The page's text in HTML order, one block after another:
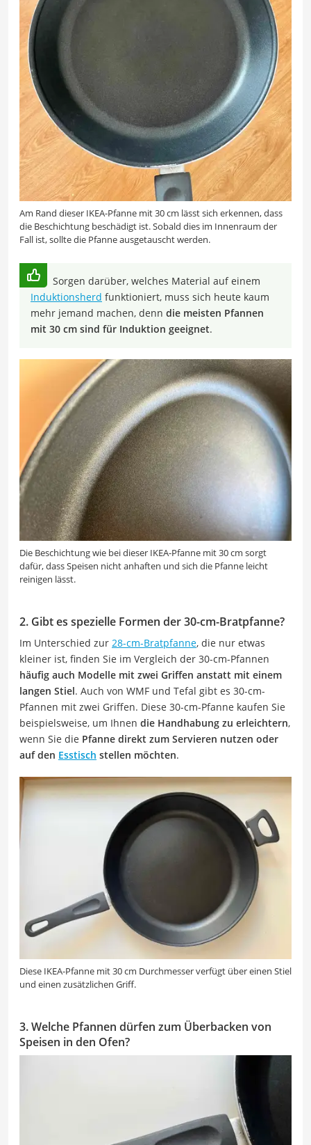
Am Rand dieser IKEA-Pfanne mit 30 cm lässt sich erkennen, dass
die Beschichtung beschädigt ist. Sobald dies im Innenraum der
Fall ist, sollte die Pfanne ausgetauscht werden.
Sorgen darüber, welches Material auf einem
Induktionsherd funktioniert, muss sich heute kaum
mehr jemand machen, denn die meisten Pfannen
mit 30 cm sind für Induktion geeignet.
Die Beschichtung wie bei dieser IKEA-Pfanne mit 30 cm sorgt
dafür, dass Speisen nicht anhaften und sich die Pfanne leicht
reinigen lässt.
2. Gibt es spezielle Formen der 30-cm-Bratpfanne?
Im Unterschied zur 28-cm-Bratpfanne, die nur etwas
kleiner ist, finden Sie im Vergleich der 30-cm-Pfannen
häufig auch Modelle mit zwei Griffen anstatt mit einem
langen Stiel. Auch von WMF und Tefal gibt es 30-cm-
Pfannen mit zwei Griffen. Diese 30-cm-Pfanne kaufen Sie
beispielsweise, um Ihnen die Handhabung zu erleichtern,
wenn Sie die Pfanne direkt zum Servieren nutzen oder
auf den Esstisch stellen möchten.
Diese IKEA-Pfanne mit 30 cm Durchmesser verfügt über einen Stiel
und einen zusätzlichen Griff.
3. Welche Pfannen dürfen zum Überbacken von
Speisen in den Ofen?